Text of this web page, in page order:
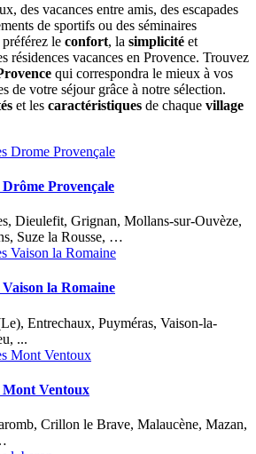
des vacances entre amis, des escapades
de sportifs ou des séminaires
le confort, la simplicité et
résidences vacances en Provence. Trouvez
qui correspondra le mieux à vos
de votre séjour grâce à notre sélection.
et les caractéristiques de chaque village
Provençale
Dieulefit, Grignan, Mollans-sur-Ouvèze,
Suze la Rousse, …
la Romaine
Entrechaux, Puyméras, Vaison-la-
...
Mont Ventoux
Crillon le Brave, Malaucène, Mazan,